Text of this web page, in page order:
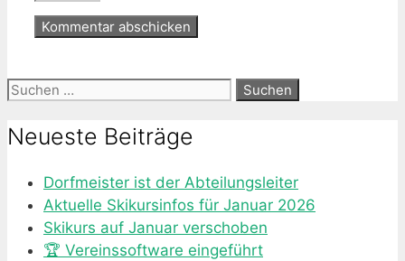
Suche
Neueste Beiträge
Dorfmeister ist der Abteilungsleiter
Aktuelle Skikursinfos für Januar 2026
Skikurs auf Januar verschoben
🏆 Vereinssoftware eingeführt